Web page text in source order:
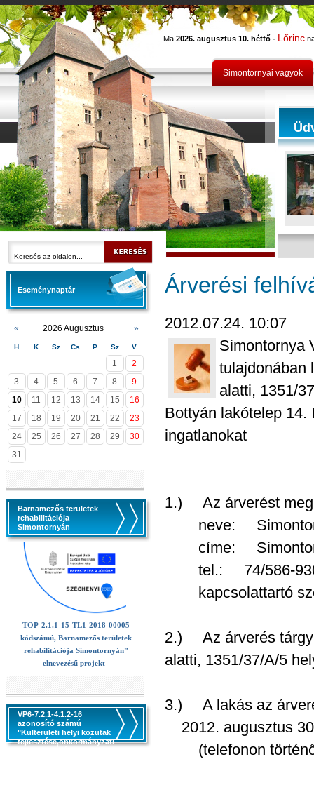
Ma 2026. augusztus 10. hétfő - Lőrinc
Simontornyai vagyok
Eseménynaptár
« 2026 Augusztus »
H K Sz Cs P Sz V
1
2
3
4 5 6 7 8
9
10
11 12 13 14 15
16
17
18 19 20 21 22
23
24
25 26 27 28 29
30
31
Barnamezős területek
rehabilitációja
Simontornyán
TOP-2.1.1-15-TL1-2018-00005
kódszámú, Barnamezős területek
rehabilitációja Simontornyán”
elnevezésű projekt
VP6-7.2.1-4.1.2-16
azonosító számú
"Külterületi helyi közutak
fejlesztése,önkormányzati
Árverési
2012.07.24. 10:07
Simontornya
tulajdonában
alatti, 1351/
Bottyán lakótelep
ingatlanokat
1.) Az árverést
neve:
címe:
tel.: 74/586-930,
kapcsolattartó
2.) Az árverés
alatti, 1351/37/A/5
3.) A lakás az
2012. augusztus
(telefonon történő